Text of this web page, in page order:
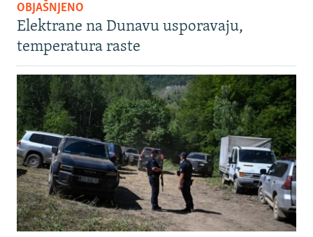
OBJAŠNJENO
Elektrane na Dunavu usporavaju,
temperatura raste